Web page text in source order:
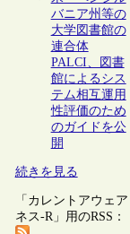
バニア州等の
大学図書館の
連合体
PALCI、図書
館によるシス
テム相互運用
性評価のため
のガイドを公
開
続きを見る
「カレントアウェア
ネス-R」用のRSS：